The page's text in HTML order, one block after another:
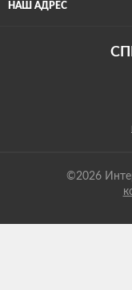
НАШ АДРЕС
©2026